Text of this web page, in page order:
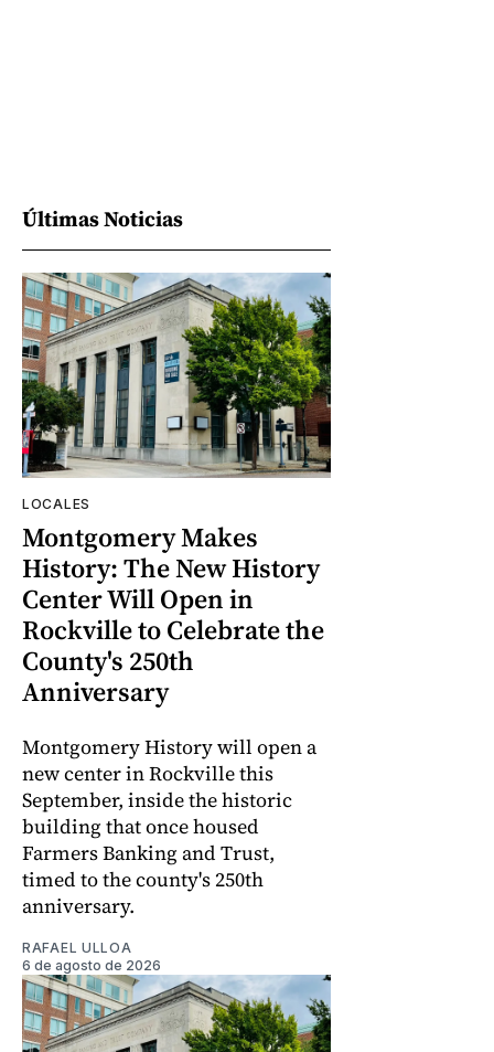
Últimas Noticias
LOCALES
Montgomery Makes
History: The New History
Center Will Open in
Rockville to Celebrate the
County's 250th
Anniversary
Montgomery History will open a
new center in Rockville this
September, inside the historic
building that once housed
Farmers Banking and Trust,
timed to the county's 250th
anniversary.
RAFAEL ULLOA
6 de agosto de 2026